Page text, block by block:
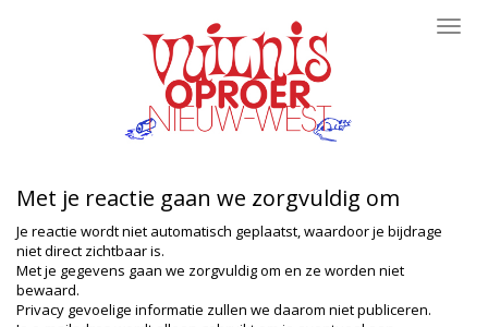
Met je reactie gaan we zorgvuldig om
Je reactie wordt niet automatisch geplaatst, waardoor je bijdrage
niet direct zichtbaar is.
Met je gegevens gaan we zorgvuldig om en ze worden niet
bewaard.
Privacy gevoelige informatie zullen we daarom niet publiceren.